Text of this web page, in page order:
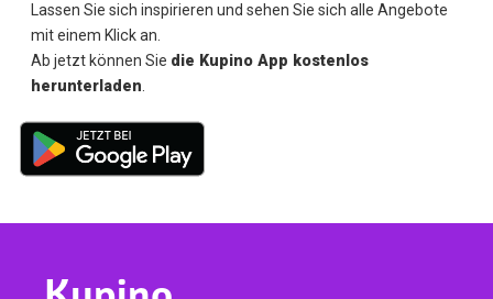
Lassen Sie sich inspirieren und sehen Sie sich alle Angebote
mit einem Klick an.
Ab jetzt können Sie die Kupino App kostenlos
herunterladen.